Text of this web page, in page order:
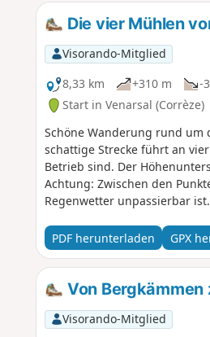
Die vier Mühlen
Visorando-Mitglied
8,33 km
+310 m -
Start in Venarsal (Corrèze)
Schöne Wanderung rund um
schattige Strecke führt an
Betrieb sind. Der
Achtung: Zwischen den
Regenwetter unpassierbar ist.
PDF herunterladen GPX
Von Bergkämmen
Visorando-Mitglied